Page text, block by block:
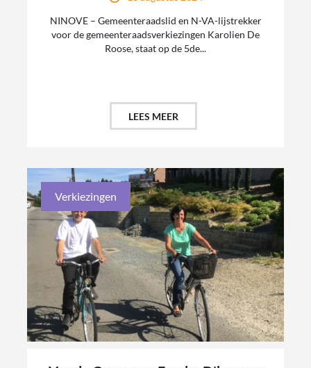
NINOVE – Gemeenteraadslid en N-VA-lijstrekker
voor de gemeenteraadsverkiezingen Karolien De
Roose, staat op de 5de...
LEES MEER
Verkiezingen